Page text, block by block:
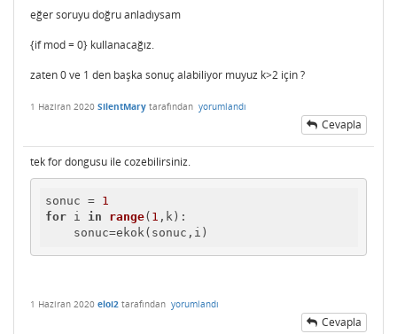
eğer soruyu doğru anladıysam
{if mod = 0} kullanacağız.
zaten 0 ve 1 den başka sonuç alabiliyor muyuz k>2 için ?
1 Haziran 2020 SilentMary tarafından yorumlandı
Cevapla
tek for dongusu ile cozebilirsiniz.
sonuc = 1
for i in range( 1 ,k ):
    sonuc
=ekok(sonuc,i)
1 Haziran 2020 eloi2 tarafından yorumlandı
Cevapla